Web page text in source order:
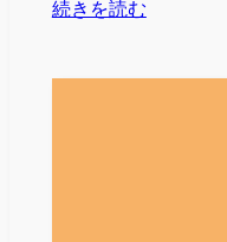
続きを読む